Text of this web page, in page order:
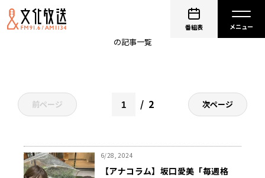
番組表
の記事一覧
前ページ 2 次ページ
6/28, 2024
【アナコラム】坂口愛美「毎週格